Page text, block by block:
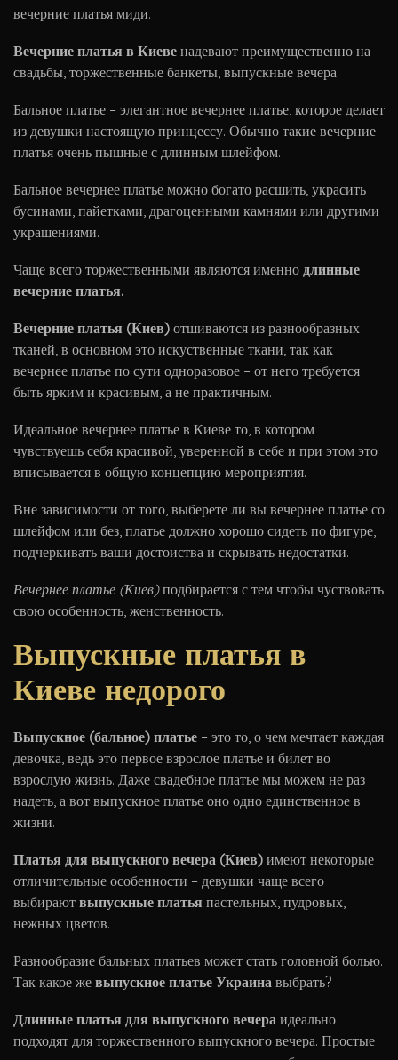
вечерние платья миди.
Вечерние платья в Киеве надевают преимущественно на
свадьбы, торжественные банкеты, выпускные вечера.
Бальное платье – элегантное вечернее платье, которое делает
из девушки настоящую принцессу. Обычно такие вечерние
платья очень пышные с длинным шлейфом.
Бальное вечернее платье можно богато расшить, украсить
бусинами, пайетками, драгоценными камнями или другими
украшениями.
Чаще всего торжественными являются именно длинные
вечерние платья.
Вечерние платья (Киев) отшиваются из разнообразных
тканей, в основном это искуственные ткани, так как
вечернее платье по сути одноразовое – от него требуется
быть ярким и красивым, а не практичным.
Идеальное вечернее платье в Киеве то, в котором
чувствуешь себя красивой, уверенной в себе и при этом это
вписывается в общую концепцию мероприятия.
Вне зависимости от того, выберете ли вы вечернее платье со
шлейфом или без, платье должно хорошо сидеть по фигуре,
подчеркивать ваши достоиства и скрывать недостатки.
Вечернее платье (Киев)подбирается с тем чтобы чуствовать
свою особенность, женственность.
Выпускные платья в
Киеве недорого
Выпускное (бальное) платье – это то, о чем мечтает каждая
девочка, ведь это первое взрослое платье и билет во
взрослую жизнь. Даже свадебное платье мы можем не раз
надеть, а вот выпускное платье оно одно единственное в
жизни.
Платья для выпускного вечера (Киев) имеют некоторые
отличительные особенности – девушки чаще всего
выбирают выпускные платья пастельных, пудровых,
нежных цветов.
Разнообразие бальных платьев может стать головной болью.
Так какое же выпускное платье Украина выбрать?
Длинные платья для выпускного вечера идеально
подходят для торжественного выпускного вечера. Простые